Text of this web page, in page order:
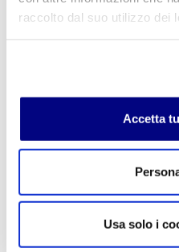
raccolto dal suo utilizzo dei
Accetta
Usa solo i
Commento*